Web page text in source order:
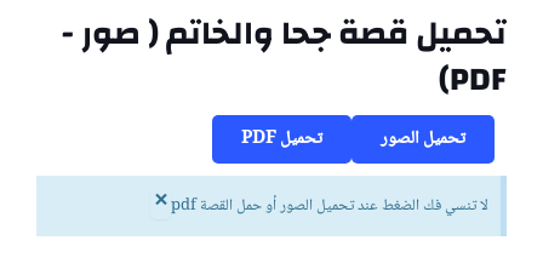
تحميل قصة جحا والخاتم ( صور -
PDF)
تحميل الصور تحميل PDF
لا تنسي فك الضغط عند تحميل الصور أو حمل القصة pdf ×